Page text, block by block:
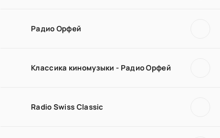
Радио Орфей
Классика киномузыки - Радио Орфей
Radio Swiss Classic